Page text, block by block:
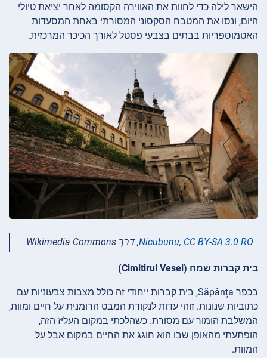
הישאר לילה כדי לחוות את האווירה הקסומה לאחר יציאת טיולי
היום, ונסו את המטבח הסקסוני המסורתי באחת המסעדות
האטמוספריות בבתים בצבעי פסטל לאורך הכיכר המרכזית.
Nicubunu, CC BY-SA 3.0 RO , דרך Wikimedia Commons
בית קברות שמח (Cimitirul Vesel)
בכפר Săpânța, בית קברות ייחודי זה כולל מצבות צבעוניות עם
כתוביות שנונות. זוהי עדות לנקודת המבט הרומנית על חיים ומוות,
המשלבת הומור עם מסורת. כשהלכתי במקום העליז הזה,
הופתעתי מהאופן שבו הוא חוגג את החיים במקום אבל על
המוות.